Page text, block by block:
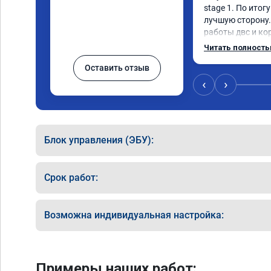
Оставить отзыв
stage 1. По
лучшую
работы двс и
всем диапазоне.
результат
денег. Знал бы,
Читать
‹ ›
Блок управления (ЭБУ):
Срок работ:
Возможна индивидуальная настройка: